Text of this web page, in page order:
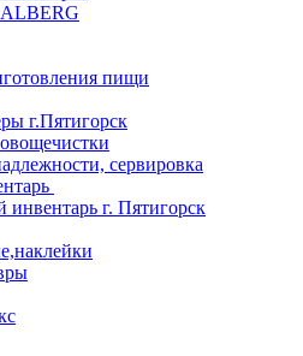
пищи
г.Пятигорск
сервировка
инвентарь г. Пятигорск